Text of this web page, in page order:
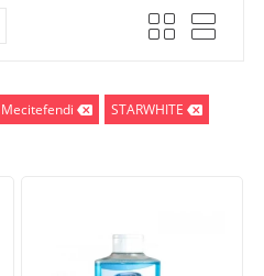
Mecitefendi
STARWHITE